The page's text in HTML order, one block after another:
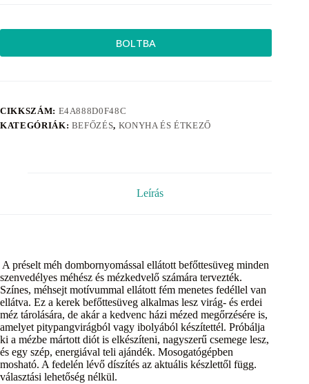
BOLTBA
CIKKSZÁM: E4A888D0F48C
KATEGÓRIÁK: BEFŐZÉS, KONYHA ÉS ÉTKEZŐ
Leírás
A préselt méh dombornyomással ellátott befőttesüveg minden
szenvedélyes méhész és mézkedvelő számára tervezték.
Színes, méhsejt motívummal ellátott fém menetes fedéllel van
ellátva. Ez a kerek befőttesüveg alkalmas lesz virág- és erdei
méz tárolására, de akár a kedvenc házi mézed megőrzésére is,
amelyet pitypangvirágból vagy ibolyából készítettél. Próbálja
ki a mézbe mártott diót is elkészíteni, nagyszerű csemege lesz,
és egy szép, energiával teli ajándék. Mosogatógépben
mosható. A fedelén lévő díszítés az aktuális készlettől függ.
választási lehetőség nélkül.